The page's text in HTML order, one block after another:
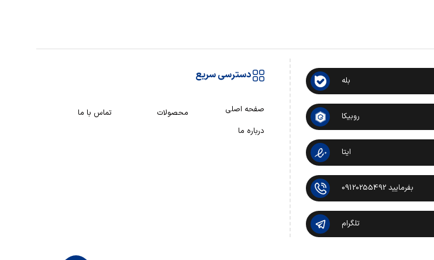
بله
روبیکا
ایتا
بفرمایید 09120255492
تلگرام
دسترسی سریع
صفحه اصلی محصولات
تماس با ما
درباره ما